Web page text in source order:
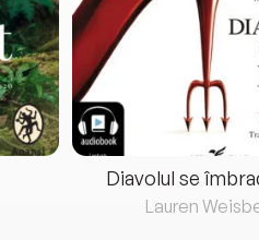
Diavolul se
Lauren